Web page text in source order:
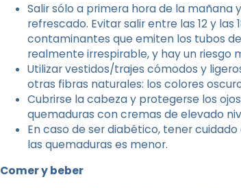
Salir sólo a primera hora de la mañana
refrescado. Evitar salir entre las 12 y
contaminantes que emiten los tubos
realmente irrespirable, y hay un riesgo
Utilizar vestidos/trajes cómodos y
otras fibras naturales: los colores
Cubrirse la cabeza y protegerse los
quemaduras con cremas de elevado
En caso de ser diabético, tener
las quemaduras es menor.
Comer y beber